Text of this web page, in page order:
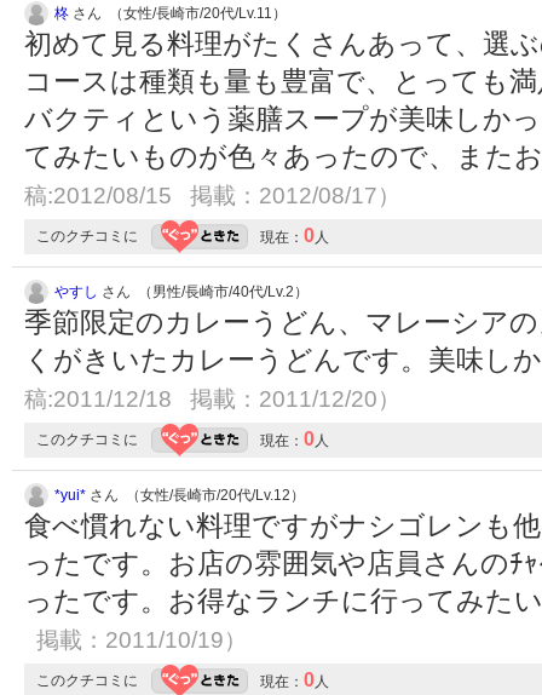
柊 さん （女性/長崎市/20代/Lv.11）
初めて見る料理がたくさんあって、選
コースは種類も量も豊富で、とっても
バクティという薬膳スープが美味しか
てみたいものが色々あったので、また
稿:2012/08/15 掲載：2012/08/17）
このクチコミに 現在： 0人
やすし さん （男性/長崎市/40代/Lv.2）
季節限定のカレーうどん、マレーシア
くがきいたカレーうどんです。美味し
稿:2011/12/18 掲載：2011/12/20）
このクチコミに 現在： 0人
*yui* さん （女性/長崎市/20代/Lv.12）
食べ慣れない料理ですがナシゴレンも
ったです。お店の雰囲気や店員さんのﾁ
ったです。お得なランチに行ってみた
掲載：2011/10/19）
このクチコミに 現在： 0人